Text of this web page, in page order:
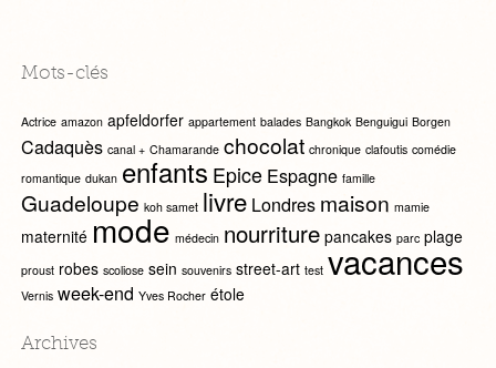
Mots-clés
Actrice amazon apfeldorfer appartement balades Bangkok Benguigui Borgen
Cadaquès canal + Chamarande chocolat chronique clafoutis comédie
romantique dukan enfants Epice Espagne famille
Guadeloupe koh samet livre Londres maison mamie
maternité mode médecin nourriture pancakes parc plage
proust robes scoliose sein souvenirs street-art test vacances
Vernis week-end Yves Rocher étole
Archives